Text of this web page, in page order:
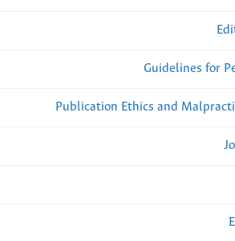
Guidelines for
Publication Ethics and